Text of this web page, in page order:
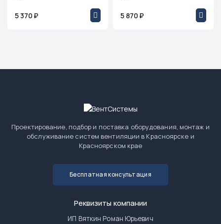
5 370 ₽ 5 870 ₽
Проектирование, подбор и поставка оборудования, монтаж и
обслуживание систем вентиляции в Красноярске и
Красноярском крае
Бесплатная консультация
Реквизиты компании
ИП Вяткин Роман Юрьевич